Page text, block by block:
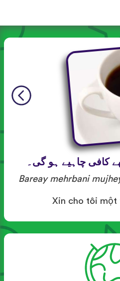
کافی چاہیے ہو گی۔
Bareay mehrbani
Xin cho tôi một